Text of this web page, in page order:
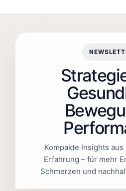
Kompakte Insights
Erfahrung – für mehr
Schmerzen und